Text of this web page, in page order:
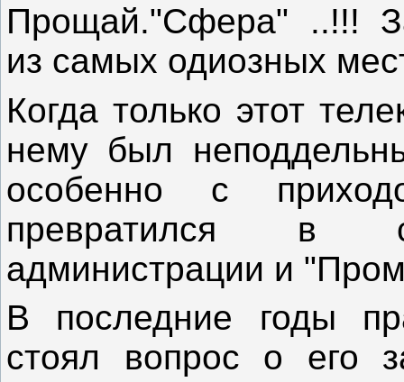
Прощай."Сфера" ..!!!
из самых одиозных
Когда только этот
нему был
особенно с
превратился в
администрации и
В последние годы
стоял вопрос о его